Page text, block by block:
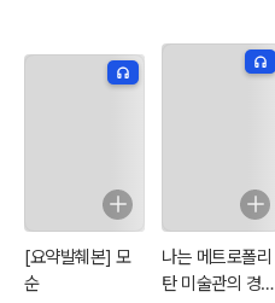
[요약발췌본] 모
순
나는 메트로폴리
탄 미술관의 경비